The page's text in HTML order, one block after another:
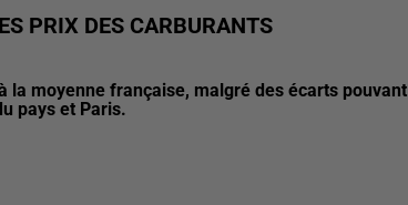
PRIX DES CARBURANTS
la moyenne française, malgré des écarts pouvant
pays et Paris.